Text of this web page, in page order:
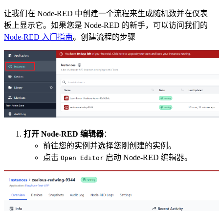
让我们在 Node-RED 中创建一个流程来生成随机数并在仪表
板上显示它。如果您是 Node-RED 的新手，可以访问我们的
Node-RED 入门指南。创建流程的步骤
打开 Node-RED 编辑器：
前往您的实例并选择您刚创建的实例。
点击 Open Editor 启动 Node-RED 编辑器。